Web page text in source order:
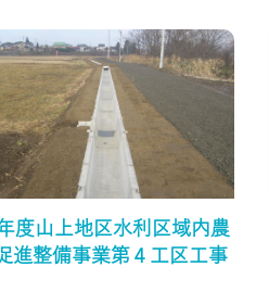
度山上地区水利区域内農
進整備事業第４工区工事